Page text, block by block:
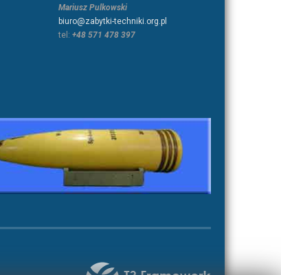
Mariusz Pulkowski
biuro@zabytki-techniki.org.pl
tel: +48 571 478 397